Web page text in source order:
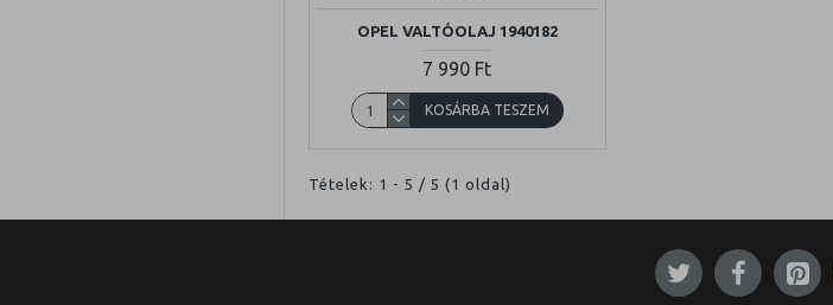
OPEL VALTÓOLAJ 1940182
7 990 Ft
KOSÁRBA TESZEM
Tételek: 1 - 5 / 5 (1 oldal)